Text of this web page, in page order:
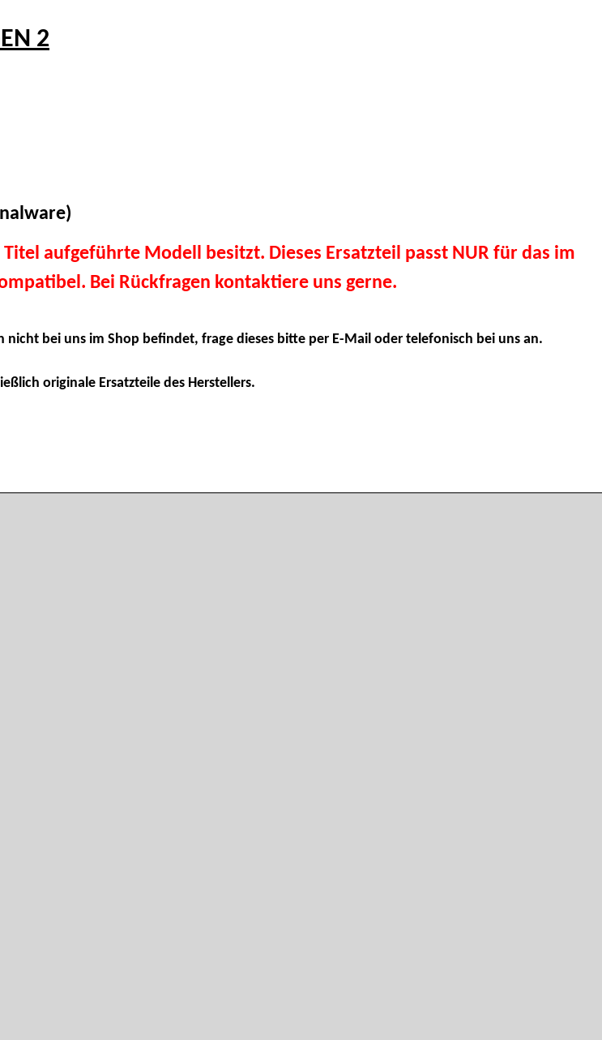
2
aufgeführte Modell besitzt. Dieses Ersatzteil passt NUR für das im
Bei Rückfragen kontaktiere uns gerne.
bei uns im Shop befindet, frage dieses bitte per E-Mail oder telefonisch bei uns an.
originale Ersatzteile des Herstellers.